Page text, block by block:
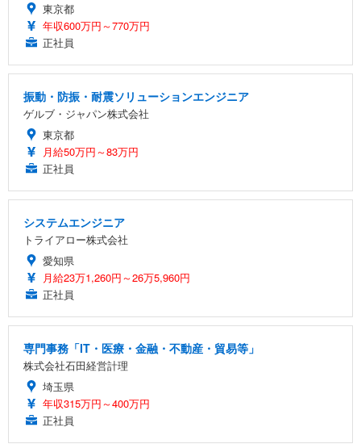
東京都
年収600万円～770万円
正社員
振動・防振・耐震ソリューションエンジニア
ゲルブ・ジャパン株式会社
東京都
月給50万円～83万円
正社員
システムエンジニア
トライアロー株式会社
愛知県
月給23万1,260円～26万5,960円
正社員
専門事務「IT・医療・金融・不動産・貿易等」
株式会社石田経営計理
埼玉県
年収315万円～400万円
正社員